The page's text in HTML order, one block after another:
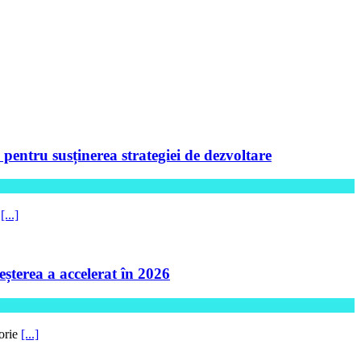
susținerea strategiei de dezvoltare
[...]
a accelerat în 2026
[...]